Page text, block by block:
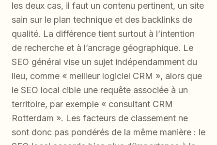
les deux cas, il faut un contenu pertinent, un site
sain sur le plan technique et des backlinks de
qualité. La différence tient surtout à l’intention
de recherche et à l’ancrage géographique. Le
SEO général vise un sujet indépendamment du
lieu, comme « meilleur logiciel CRM », alors que
le SEO local cible une requête associée à un
territoire, par exemple « consultant CRM
Rotterdam ». Les facteurs de classement ne
sont donc pas pondérés de la même manière : le